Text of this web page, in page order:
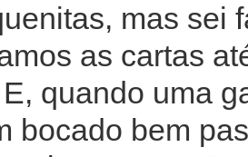
mas sei
as cartas
quando uma
bocado bem